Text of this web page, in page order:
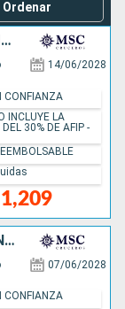
Ordenar
SUECIA, ESTONIA, DINAMARCA, ALEMANIA
14/06/2028
CONFIANZA
INCLUYE LA
30% DE AFIP -
ESTONIA, DINAMARCA, ALEMANIA, FINLANDIA, SUECIA
07/06/2028
CONFIANZA